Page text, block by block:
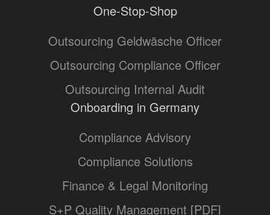
One-Stop-Shop
Outsourcing Geldwäsche Officer
Outsourcing Compliance Officer
Outsourcing Internal Audit
Onboarding in Germany
Compliance Advisory
Compliance Solutions
Finance & Legal Monitoring
S+P Quality Management [PDF]